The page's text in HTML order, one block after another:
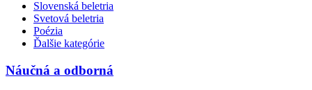
Slovenská beletria
Svetová beletria
Poézia
Ďalšie kategórie
Náučná a odborná